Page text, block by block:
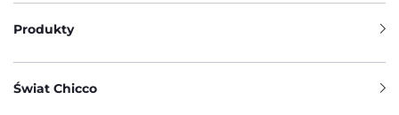
Produkty
Świat Chicco